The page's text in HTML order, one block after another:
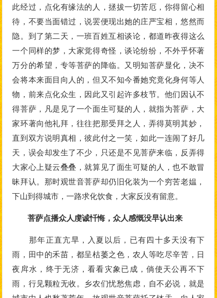
此经过，点化有缘法的人，拯拔一切苦厄，你得留心相
待，不要当面错过，说罢便现出她的庄严宝相，悠然而
隐。到了第二天，一班百姓互相谈论，都道昨夜得这么
一个同样的梦，大家觉得奇怪，谈论纷纷，不外乎怀著
万分的希望，专等菩萨的降临。又明知菩萨显化，决不
会将本来面目向人的，但又不知今番她究竟化身何等人
物，前来点化众生，因此又引起许多枝节。他们因认不
得菩萨，凡是见了一个面生可疑的人，就指为菩萨，大
家环著向他礼拜，往往把那受拜之人，弄得莫明其妙，
直到双方说明真相，彼此付之一笑，如此一连闹了好几
天，误会却发生了不少，只还是不见菩萨来临，反弄得
大家心上疑云叠叠，就算见了面生可疑的人，也不敢冒
昧拜认。那时观世音菩萨却仍旧化装为一个穷苦老媪，
下山到得城市，一路求化饮食，大家反没有留意。
菩萨点播众人虔诚忏悔，众人感慨没早认出来
那年正直亢旱，入夏以后，已有四十多天没有下
雨，田中的禾苗，都呈枯萎之色，农人等吃尽辛苦，日
夜戽水，终于无济，看看灾象已成，倘使天公再不下
雨，行见颗粒无收。乡农们忧愁焦虑，自不必说，就是